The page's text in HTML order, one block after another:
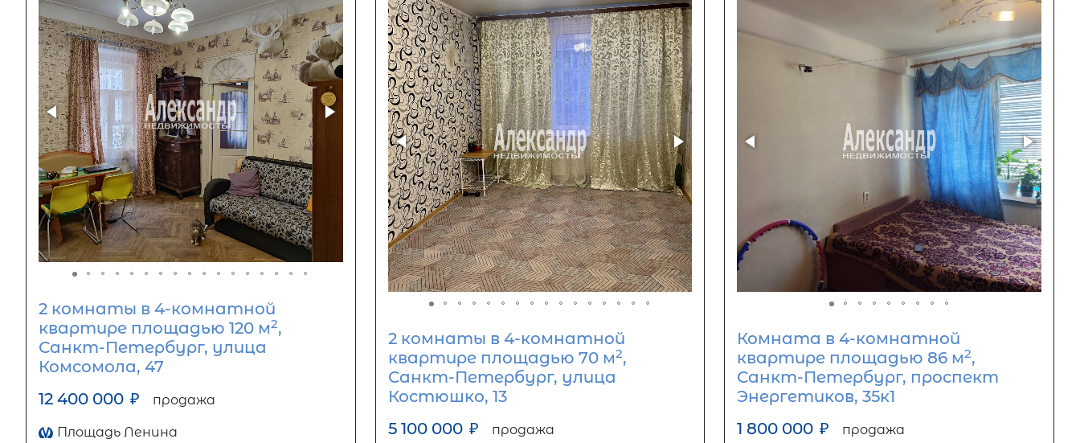
2 комнаты в 4-комнатной
квартире площадью 120 м2,
Санкт-Петербург, улица
Комсомола, 47
12 400 000 ₽ продажа
Площадь Ленина
2 комнаты в 4-комнатной
квартире площадью 70 м2,
Санкт-Петербург, улица
Костюшко, 13
5 100 000 ₽ продажа
Комната в 4-комнатной
квартире площадью 86 м2,
Санкт-Петербург, проспект
Энергетиков, 35к1
1 800 000 ₽ продажа